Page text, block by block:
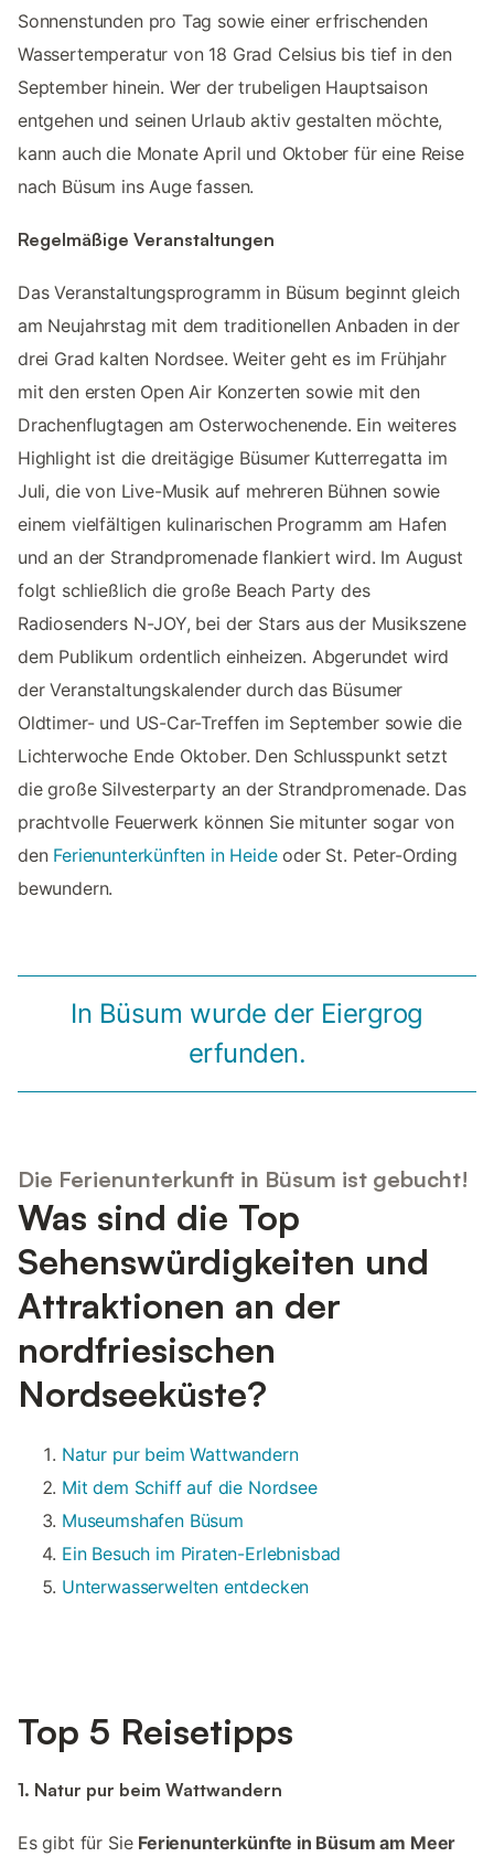
Sonnenstunden pro Tag sowie einer erfrischenden
Wassertemperatur von 18 Grad Celsius bis tief in den
September hinein. Wer der trubeligen Hauptsaison
entgehen und seinen Urlaub aktiv gestalten möchte,
kann auch die Monate April und Oktober für eine Reise
nach Büsum ins Auge fassen.
Regelmäßige Veranstaltungen
Das Veranstaltungsprogramm in Büsum beginnt gleich
am Neujahrstag mit dem traditionellen Anbaden in der
drei Grad kalten Nordsee. Weiter geht es im Frühjahr
mit den ersten Open Air Konzerten sowie mit den
Drachenflugtagen am Osterwochenende. Ein weiteres
Highlight ist die dreitägige Büsumer Kutterregatta im
Juli, die von Live-Musik auf mehreren Bühnen sowie
einem vielfältigen kulinarischen Programm am Hafen
und an der Strandpromenade flankiert wird. Im August
folgt schließlich die große Beach Party des
Radiosenders N-JOY, bei der Stars aus der Musikszene
dem Publikum ordentlich einheizen. Abgerundet wird
der Veranstaltungskalender durch das Büsumer
Oldtimer- und US-Car-Treffen im September sowie die
Lichterwoche Ende Oktober. Den Schlusspunkt setzt
die große Silvesterparty an der Strandpromenade. Das
prachtvolle Feuerwerk können Sie mitunter sogar von
den Ferienunterkünften in Heideoder St. Peter-Ording
bewundern.
In Büsum wurde der Eiergrog
erfunden.
Die Ferienunterkunft in Büsum ist gebucht!
Was sind die Top
Sehenswürdigkeiten und
Attraktionen an der
nordfriesischen
Nordseeküste?
Natur pur beim Wattwandern
Mit dem Schiff auf die Nordsee
Museumshafen Büsum
Ein Besuch im Piraten-Erlebnisbad
Unterwasserwelten entdecken
Top 5 Reisetipps
1. Natur pur beim Wattwandern
Es gibt für Sie Ferienunterkünfte in Büsum am Meer